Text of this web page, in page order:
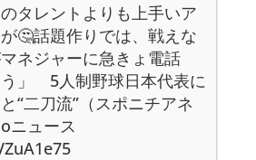
タレントよりも上手いア
🤔話題作りでは、戦えな
ネジャーに急きょ電話
う」 5人制野球日本代表に
“二刀流”（スポニチアネ
ニュース